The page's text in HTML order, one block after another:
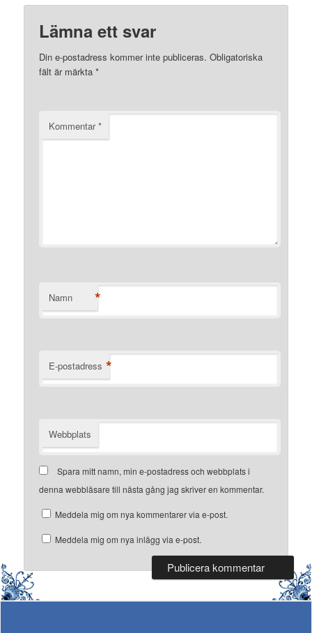
Lämna ett svar
Din e-postadress kommer inte publiceras. Obligatoriska
fält är märkta*
Kommentar*
Namn *
E-postadress *
Webbplats
Spara mitt namn, min e-postadress och webbplats i
denna webbläsare till nästa gång jag skriver en kommentar.
Meddela mig om nya kommentarer via e-post.
Meddela mig om nya inlägg via e-post.